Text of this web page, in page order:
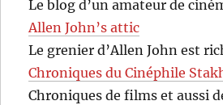
Le blog d’un amateur de
Allen John’s attic
Le grenier d’Allen John est
Chroniques du Cinéphile
Chroniques de films et aussi